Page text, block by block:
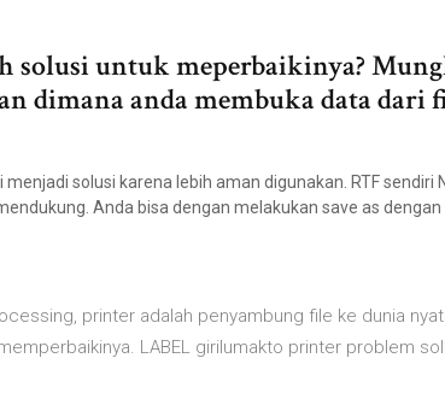
solusi untuk meperbaikinya?
dimana anda membuka data dari
menjadi solusi karena lebih aman digunakan. RTF sendiri
Anda bisa dengan melakukan save as
printer adalah penyambung file ke dunia
LABEL girilumakto printer problem